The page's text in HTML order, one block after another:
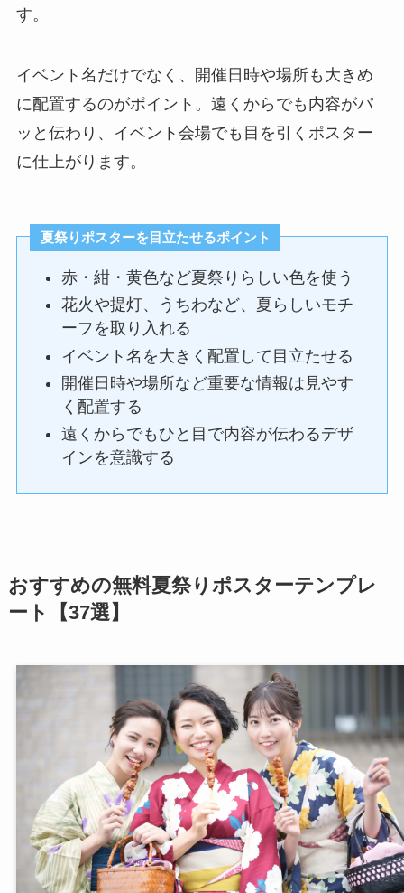
す。
イベント名だけでなく、開催日時や場所も大きめ
に配置するのがポイント。遠くからでも内容がパ
ッと伝わり、イベント会場でも目を引くポスター
に仕上がります。
夏祭りポスターを目立たせるポイント
赤・紺・黄色など夏祭りらしい色を使う
花火や提灯、うちわなど、夏らしいモチ
ーフを取り入れる
イベント名を大きく配置して目立たせる
開催日時や場所など重要な情報は見やす
く配置する
遠くからでもひと目で内容が伝わるデザ
インを意識する
おすすめの無料夏祭りポスターテンプレ
ート【37選】